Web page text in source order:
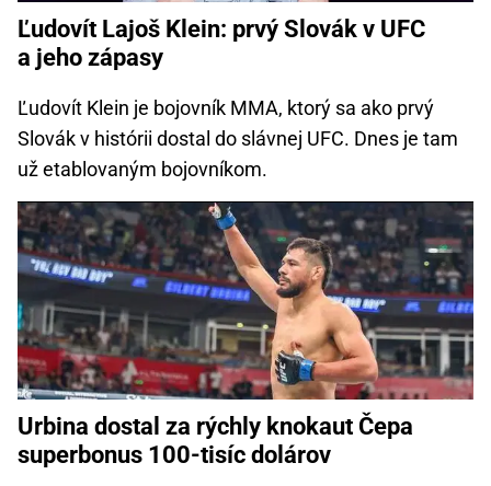
Ľudovít Lajoš Klein: prvý Slovák v UFC
a jeho zápasy
Ľudovít Klein je bojovník MMA, ktorý sa ako prvý
Slovák v histórii dostal do slávnej UFC. Dnes je tam
už etablovaným bojovníkom.
Urbina dostal za rýchly knokaut Čepa
superbonus 100-tisíc dolárov